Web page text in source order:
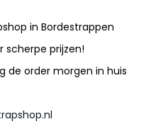
in Bordestrappen
scherpe prijzen!
de order morgen in huis